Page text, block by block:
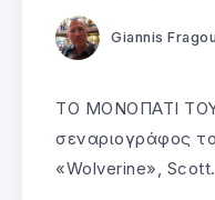
Giannis
ΤΟ ΜΟΝΟΠΑΤΙ
σεναριογράφος
«Wolverine»,